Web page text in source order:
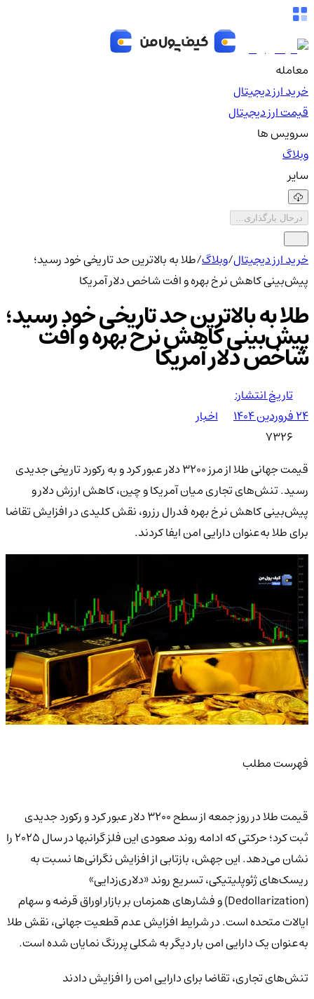
معامله
خرید ارز دیجیتال
قیمت ارز دیجیتال
سرویس ها
وبلاگ
سایر
درحال بارگذاری...
خرید ارز دیجیتال/وبلاگ/طلا به بالاترین حد تاریخی خود رسید؛
پیش‌بینی کاهش نرخ بهره و افت شاخص دلار آمریکا
طلا به بالاترین حد تاریخی خود رسید؛
پیش‌بینی کاهش نرخ بهره و افت
شاخص دلار آمریکا
تاریخ انتشار:
۲۴ فروردین ۱۴۰۴
اخبار
7326
قیمت جهانی طلا از مرز ۳۲۰۰ دلار عبور کرد و به رکورد تاریخی جدیدی
رسید. تنش‌های تجاری میان آمریکا و چین، کاهش ارزش دلار و
پیش‌بینی کاهش نرخ بهره فدرال رزرو، نقش کلیدی در افزایش تقاضا
برای طلا به‌عنوان دارایی امن ایفا کردند.
فهرست مطلب
قیمت طلا در روز جمعه از سطح ۳۲۰۰ دلار عبور کرد و رکورد جدیدی
ثبت کرد؛ حرکتی که ادامه روند صعودی این فلز گرانبها در سال ۲۰۲۵ را
نشان می‌دهد. این جهش، بازتابی از افزایش نگرانی‌ها نسبت به
ریسک‌های ژئوپلیتیکی، تسریع روند «دلاری‌زدایی»
(Dedollarization) و فشارهای همزمان بر بازار اوراق قرضه و سهام
ایالات متحده است. در شرایط افزایش عدم قطعیت جهانی، نقش طلا
به‌عنوان یک دارایی امن بار دیگر به شکلی پررنگ نمایان شده است.
تنش‌های تجاری، تقاضا برای دارایی امن را افزایش دادند